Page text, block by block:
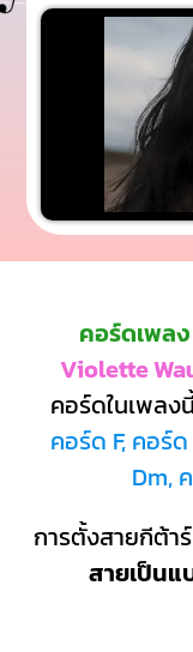
คอร์ดเพล
Violette
คอร์ดในเพล
คอร์ด F, คอร์
Dm,
การตั้งสายกีต้า
สายเป็นแ